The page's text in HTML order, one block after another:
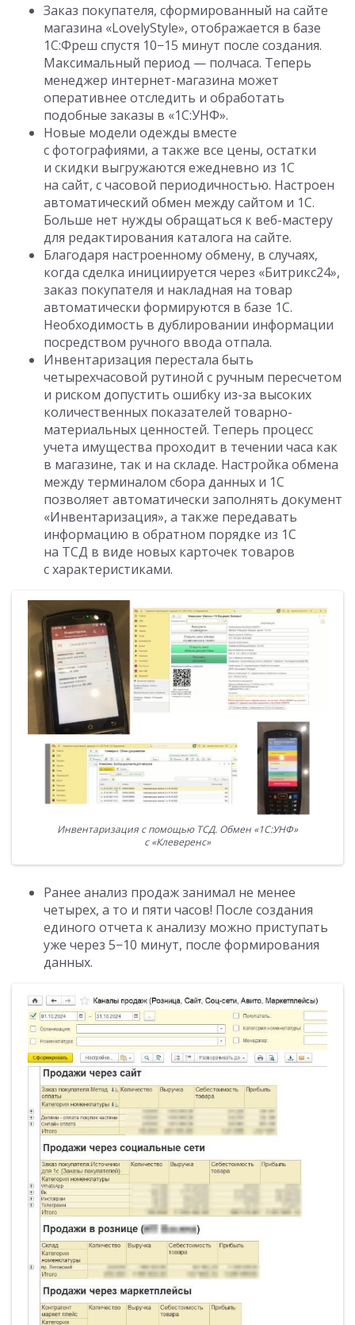
Заказ покупателя, сформированный на сайте
магазина «LovelyStyle», отображается в базе
1С:Фреш спустя 10−15 минут после создания.
Максимальный период — полчаса. Теперь
менеджер интернет-магазина может
оперативнее отследить и обработать
подобные заказы в «1С:УНФ».
Новые модели одежды вместе
с фотографиями, а также все цены, остатки
и скидки выгружаются ежедневно из 1С
на сайт, с часовой периодичностью. Настроен
автоматический обмен между сайтом и 1С.
Больше нет нужды обращаться к веб-мастеру
для редактирования каталога на сайте.
Благодаря настроенному обмену, в случаях,
когда сделка инициируется через «Битрикс24»,
заказ покупателя и накладная на товар
автоматически формируются в базе 1С.
Необходимость в дублировании информации
посредством ручного ввода отпала.
Инвентаризация перестала быть
четырехчасовой рутиной с ручным пересчетом
и риском допустить ошибку из-за высоких
количественных показателей товарно-
материальных ценностей. Теперь процесс
учета имущества проходит в течении часа как
в магазине, так и на складе. Настройка обмена
между терминалом сбора данных и 1С
позволяет автоматически заполнять документ
«Инвентаризация», а также передавать
информацию в обратном порядке из 1С
на ТСД в виде новых карточек товаров
с характеристиками.
Инвентаризация с помощью ТСД. Обмен «1С:УНФ»
с «Клеверенс»
Ранее анализ продаж занимал не менее
четырех, а то и пяти часов! После создания
единого отчета к анализу можно приступать
уже через 5−10 минут, после формирования
данных.